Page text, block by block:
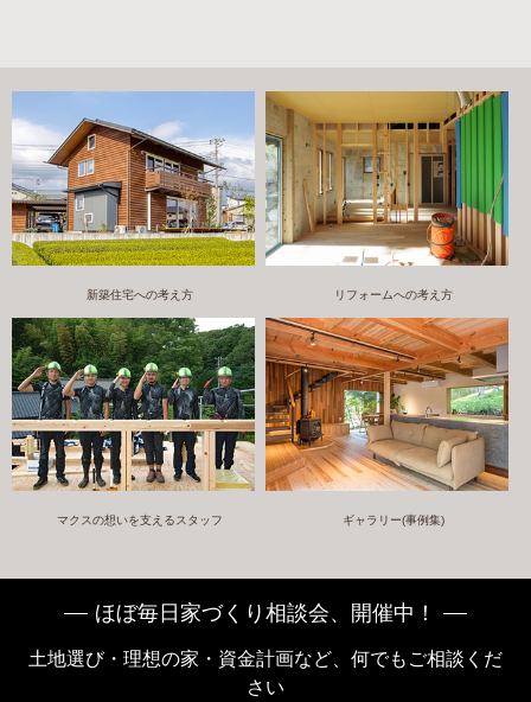
新築住宅への考え方 リフォームへの考え方
マクスの想いを支えるスタッフ ギャラリー(事例集)
ほぼ毎日家づくり相談会、開催中！
土地選び・理想の家・資金計画など、何でもご相談くだ
さい